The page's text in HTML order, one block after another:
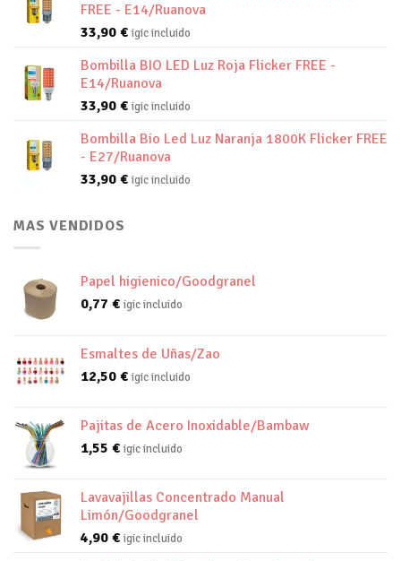
FREE - E14/Ruanova
33,90 € igic incluido
Bombilla BIO LED Luz Roja Flicker FREE -
E14/Ruanova
33,90 € igic incluido
Bombilla Bio Led Luz Naranja 1800K Flicker FREE
- E27/Ruanova
33,90 € igic incluido
MAS VENDIDOS
Papel higienico/Goodgranel
0,77 € igic incluido
Esmaltes de Uñas/Zao
12,50 € igic incluido
Pajitas de Acero Inoxidable/Bambaw
1,55 € igic incluido
Lavavajillas Concentrado Manual
Limón/Goodgranel
4,90 € igic incluido